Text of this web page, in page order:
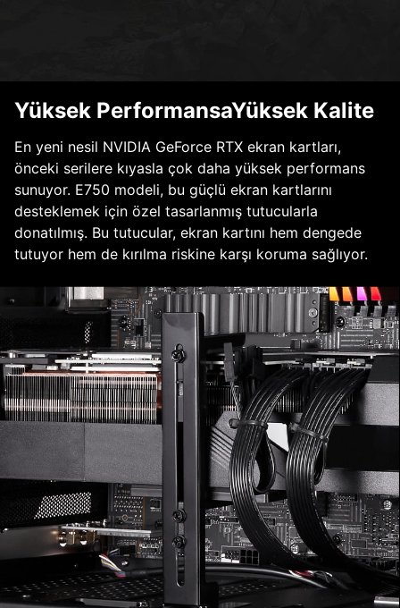
Yüksek PerformansaYüksek Kalite
En yeni nesil NVIDIA GeForce RTX ekran kartları,
önceki serilere kıyasla çok daha yüksek performans
sunuyor. E750 modeli, bu güçlü ekran kartlarını
desteklemek için özel tasarlanmış tutucularla
donatılmış. Bu tutucular, ekran kartını hem dengede
tutuyor hem de kırılma riskine karşı koruma sağlıyor.